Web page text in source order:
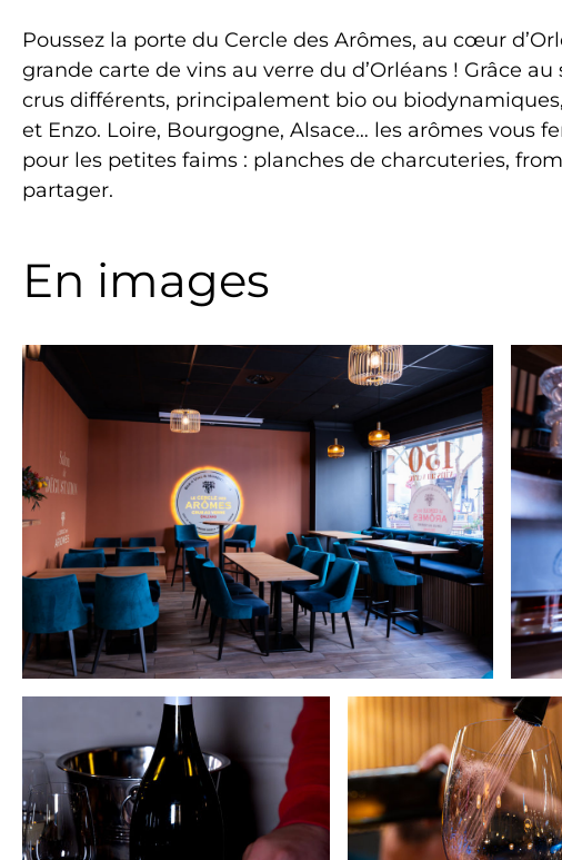
Poussez la porte du Cercle des Arômes, au cœur
grande carte de vins au verre du d’Orléans ! Grâce
crus différents, principalement bio ou
et Enzo. Loire, Bourgogne, Alsace… les arômes vous
pour les petites faims : planches de charcuteries,
partager.
En images